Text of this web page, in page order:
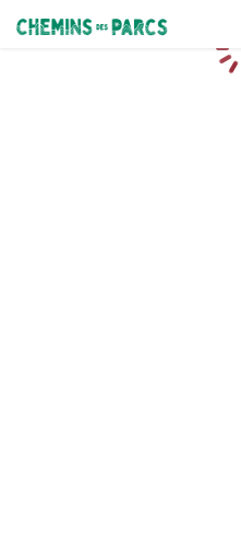
Chemins des Parcs